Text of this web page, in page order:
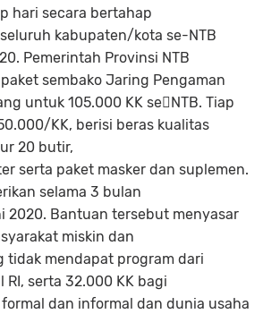
hari secara bertahap
kabupaten/kota se-NTB
Pemerintah Provinsi NTB
sembako Jaring Pengaman
untuk 105.000 KK se￾NTB. Tiap
KK, berisi beras kualitas
20 butir,
serta paket masker dan suplemen.
selama 3 bulan
2020. Bantuan tersebut menyasar
miskin dan
tidak mendapat program dari
RI, serta 32.000 KK bagi
dan informal dan dunia usaha